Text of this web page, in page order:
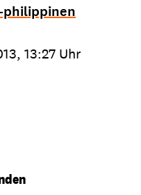
philippinen
13:27 Uhr